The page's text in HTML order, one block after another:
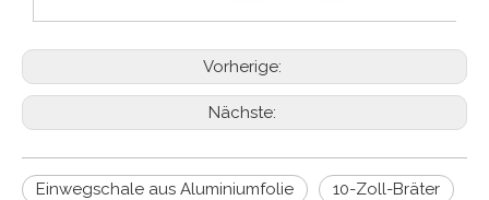
Vorherige:
Nächste:
Einwegschale aus Aluminiumfolie 10-Zoll-Bräter